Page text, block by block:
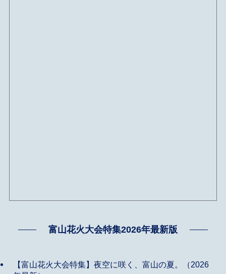
富山花火大会特集2026年最新版
【富山花火大会特集】夜空に咲く、富山の夏。（2026